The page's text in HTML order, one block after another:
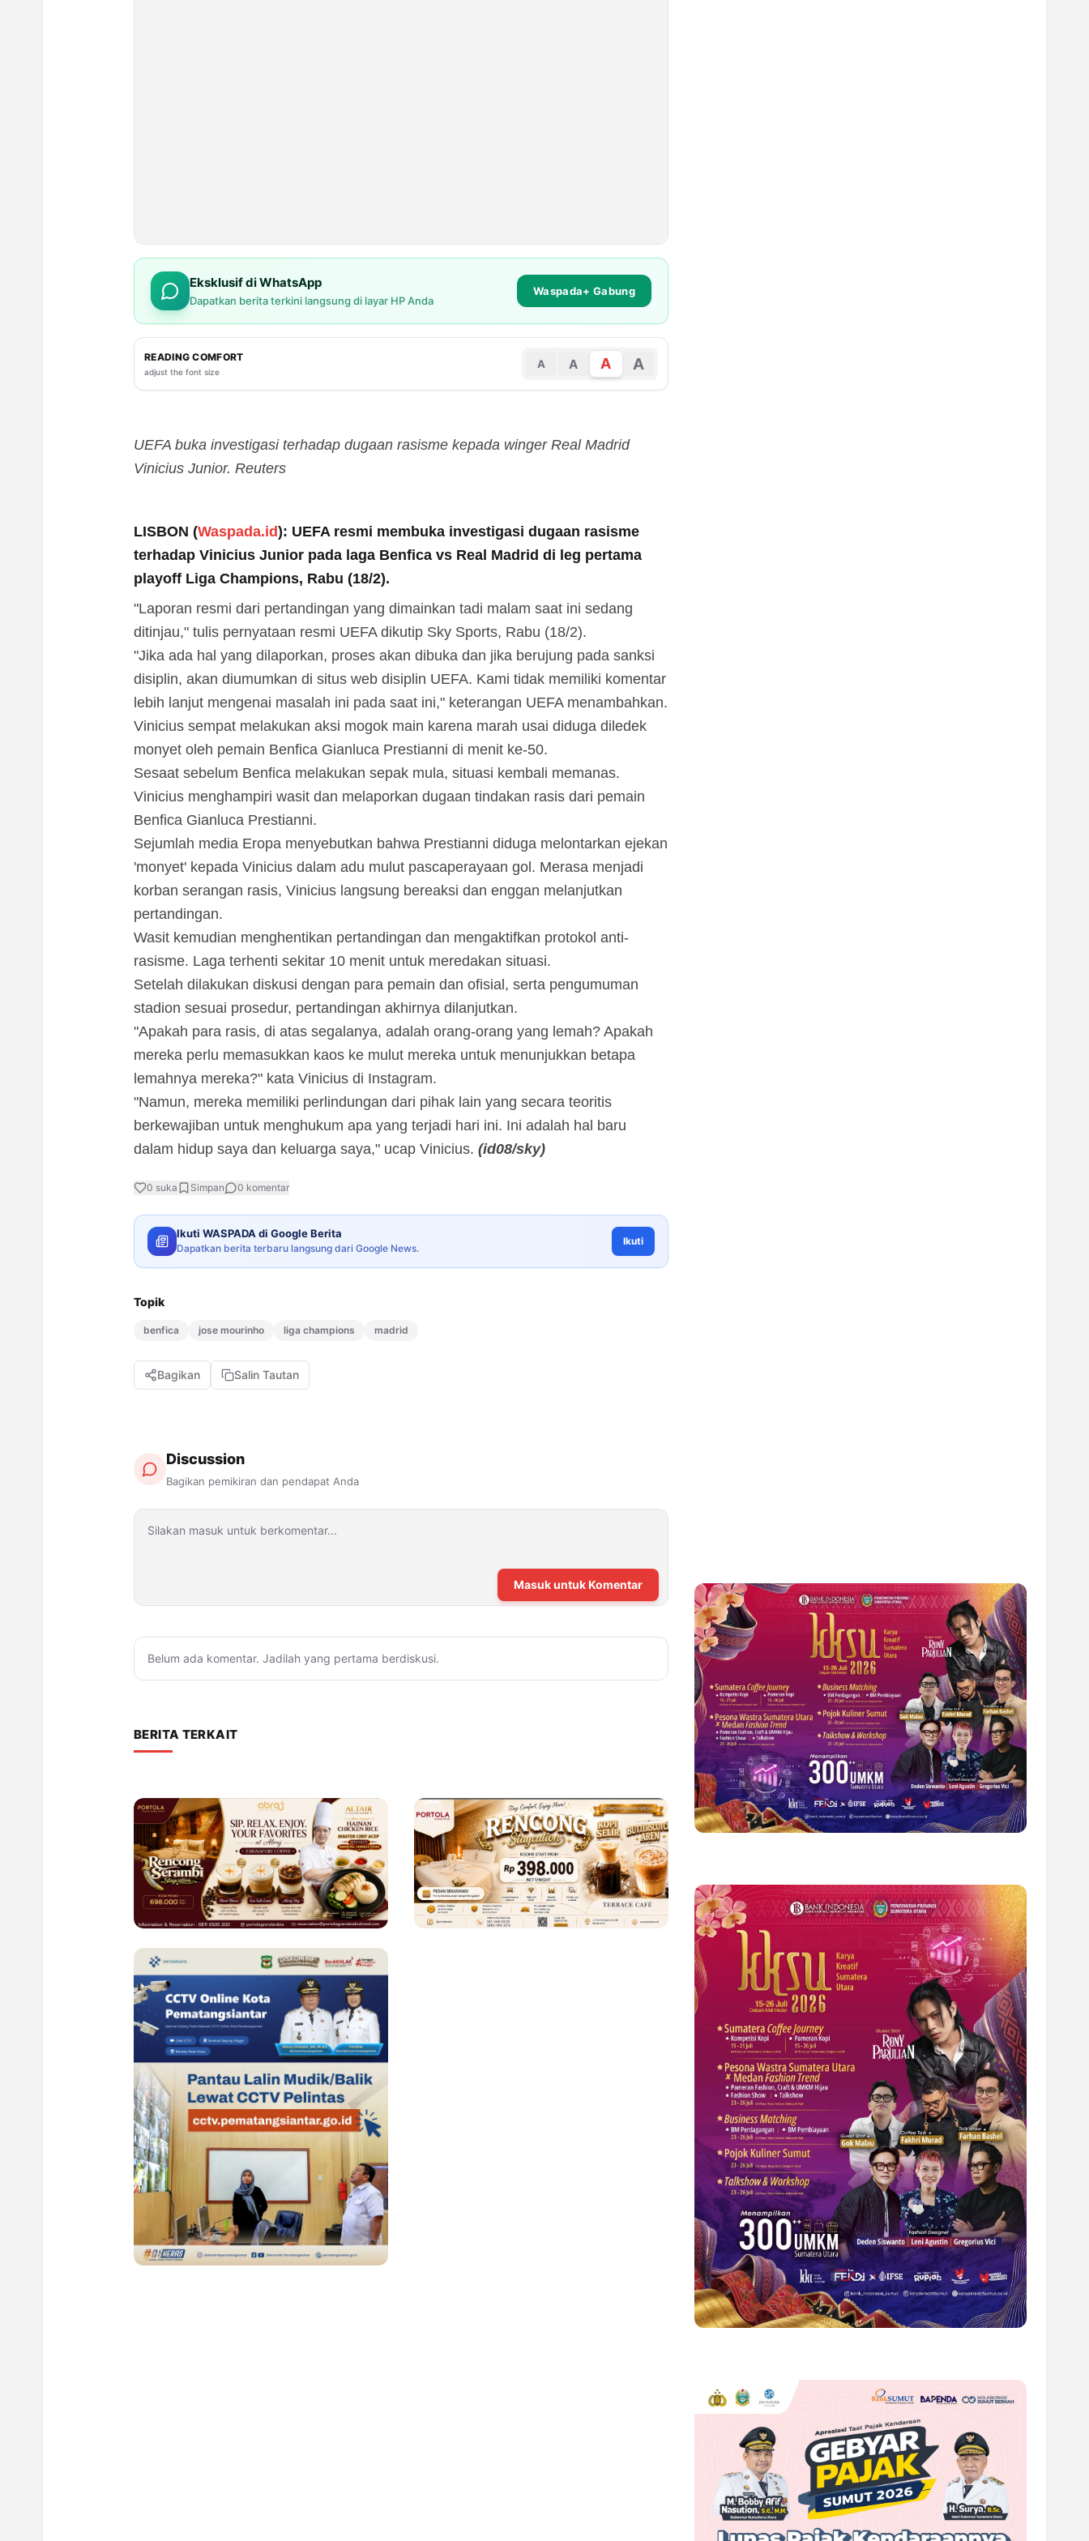
Eksklusif di WhatsApp
Dapatkan berita terkini langsung di layar HP Anda
Waspada+ Gabung
READING COMFORT
adjust the font size
A A A A
UEFA buka investigasi terhadap dugaan rasisme kepada winger Real Madrid
Vinicius Junior. Reuters
LISBON (Waspada.id): UEFA resmi membuka investigasi dugaan rasisme
terhadap Vinicius Junior pada laga Benfica vs Real Madrid di leg pertama
playoff Liga Champions, Rabu (18/2).
"Laporan resmi dari pertandingan yang dimainkan tadi malam saat ini sedang
ditinjau," tulis pernyataan resmi UEFA dikutip Sky Sports, Rabu (18/2).
"Jika ada hal yang dilaporkan, proses akan dibuka dan jika berujung pada sanksi
disiplin, akan diumumkan di situs web disiplin UEFA. Kami tidak memiliki komentar
lebih lanjut mengenai masalah ini pada saat ini," keterangan UEFA menambahkan.
Vinicius sempat melakukan aksi mogok main karena marah usai diduga diledek
monyet oleh pemain Benfica Gianluca Prestianni di menit ke-50.
Sesaat sebelum Benfica melakukan sepak mula, situasi kembali memanas.
Vinicius menghampiri wasit dan melaporkan dugaan tindakan rasis dari pemain
Benfica Gianluca Prestianni.
Sejumlah media Eropa menyebutkan bahwa Prestianni diduga melontarkan ejekan
'monyet' kepada Vinicius dalam adu mulut pascaperayaan gol. Merasa menjadi
korban serangan rasis, Vinicius langsung bereaksi dan enggan melanjutkan
pertandingan.
Wasit kemudian menghentikan pertandingan dan mengaktifkan protokol anti-
rasisme. Laga terhenti sekitar 10 menit untuk meredakan situasi.
Setelah dilakukan diskusi dengan para pemain dan ofisial, serta pengumuman
stadion sesuai prosedur, pertandingan akhirnya dilanjutkan.
"Apakah para rasis, di atas segalanya, adalah orang-orang yang lemah? Apakah
mereka perlu memasukkan kaos ke mulut mereka untuk menunjukkan betapa
lemahnya mereka?" kata Vinicius di Instagram.
"Namun, mereka memiliki perlindungan dari pihak lain yang secara teoritis
berkewajiban untuk menghukum apa yang terjadi hari ini. Ini adalah hal baru
dalam hidup saya dan keluarga saya," ucap Vinicius. (id08/sky)
0 suka Simpan 0 komentar
Ikuti WASPADA di Google Berita
Dapatkan berita terbaru langsung dari Google News.
Ikuti
Topik
benfica jose mourinho liga champions madrid
Bagikan Salin Tautan
Discussion
Bagikan pemikiran dan pendapat Anda
Masuk untuk Komentar
Belum ada komentar. Jadilah yang pertama berdiskusi.
BERITA TERKAIT